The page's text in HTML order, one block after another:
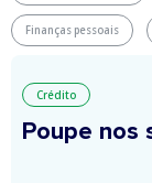
Finanças pessoais
Crédito
Poupe nos